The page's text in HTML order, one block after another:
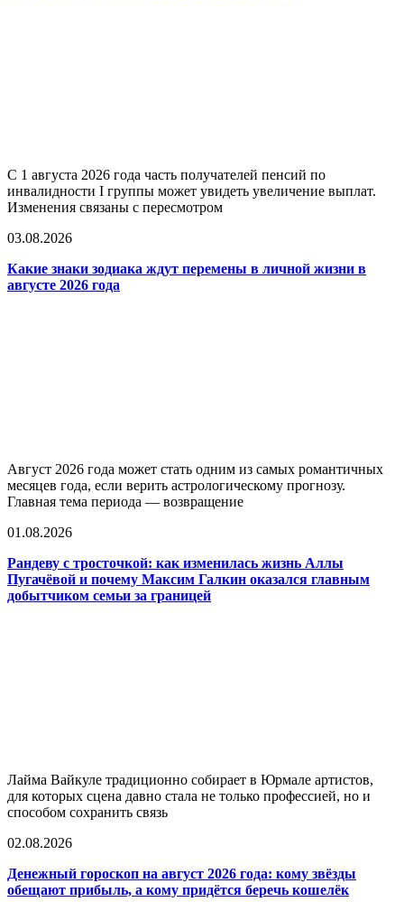
С 1 августа 2026 года часть получателей пенсий по
инвалидности I группы может увидеть увеличение выплат.
Изменения связаны с пересмотром
03.08.2026
Какие знаки зодиака ждут перемены в личной жизни в
августе 2026 года
Август 2026 года может стать одним из самых романтичных
месяцев года, если верить астрологическому прогнозу.
Главная тема периода — возвращение
01.08.2026
Рандеву с тросточкой: как изменилась жизнь Аллы
Пугачёвой и почему Максим Галкин оказался главным
добытчиком семьи за границей
Лайма Вайкуле традиционно собирает в Юрмале артистов,
для которых сцена давно стала не только профессией, но и
способом сохранить связь
02.08.2026
Денежный гороскоп на август 2026 года: кому звёзды
обещают прибыль, а кому придётся беречь кошелёк